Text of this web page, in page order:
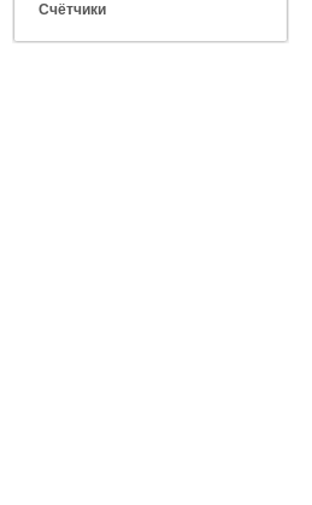
Счётчики